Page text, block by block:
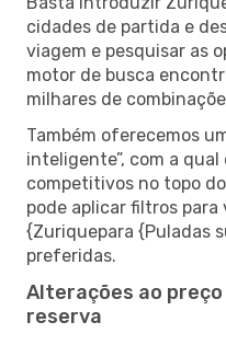
cidades de partida e
viagem e pesquisar as
motor de busca
milhares de
Também oferecemos
inteligente”, com a
competitivos no topo
pode aplicar filtros para
{Zuriquepara {Puladas
preferidas.
Alterações ao
reserva